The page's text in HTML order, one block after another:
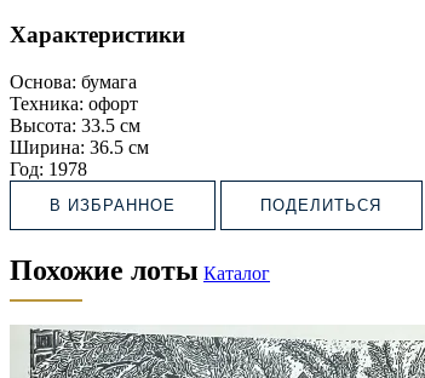
Характеристики
Основа: бумага
Техника: офорт
Высота: 33.5 см
Ширина: 36.5 см
Год: 1978
В ИЗБРАННОЕ ПОДЕЛИТЬСЯ
Похожие лоты Каталог